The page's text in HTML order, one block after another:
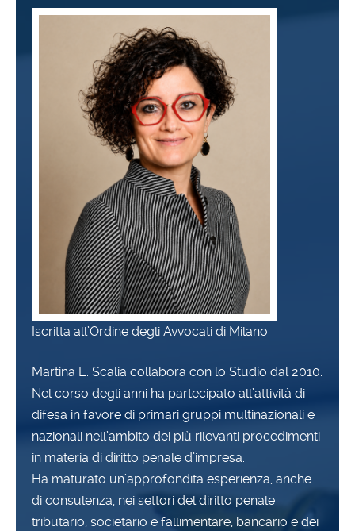
Iscritta all’Ordine degli Avvocati di Milano.
Martina E. Scalia collabora con lo Studio dal 2010.
Nel corso degli anni ha partecipato all’attività di
difesa in favore di primari gruppi multinazionali e
nazionali nell’ambito dei più rilevanti procedimenti
in materia di diritto penale d’impresa.
Ha maturato un’approfondita esperienza, anche
di consulenza, nei settori del diritto penale
tributario, societario e fallimentare, bancario e dei